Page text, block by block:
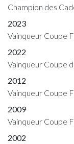
Champion des
2023
Vainqueur Coupe
2022
Vainqueur Coupe
2012
Vainqueur Coupe
2009
Vainqueur Coupe
2002